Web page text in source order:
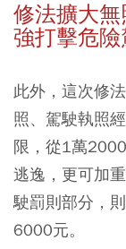
修法擴大
強打擊危險
此外，這次修
照、駕駛執照
限，從1萬
逃逸，更可加
駛罰則部分，
6000元。